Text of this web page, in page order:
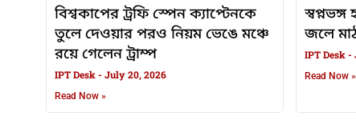
বিশ্বকাপের ট্রফি স্পেন ক্যাপ্টেনকে
তুলে দেওয়ার পরও নিয়ম ভেঙে মঞ্চে
রয়ে গেলেন ট্রাম্প
IPT Desk July 20, 2026
Read Now »
জলে
IPT Desk
Read Now »